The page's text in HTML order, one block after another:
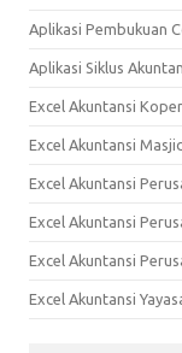
Aplikasi Pembukuan
Aplikasi Siklus
Excel Akuntansi
Excel Akuntansi
Excel Akuntansi
Excel Akuntansi
Excel Akuntansi
Excel Akuntansi